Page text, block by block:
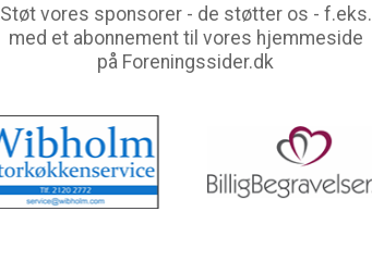
Støt vores sponsorer - de støtter os - f.eks.
med et abonnement til vores hjemmeside
på Foreningssider.dk